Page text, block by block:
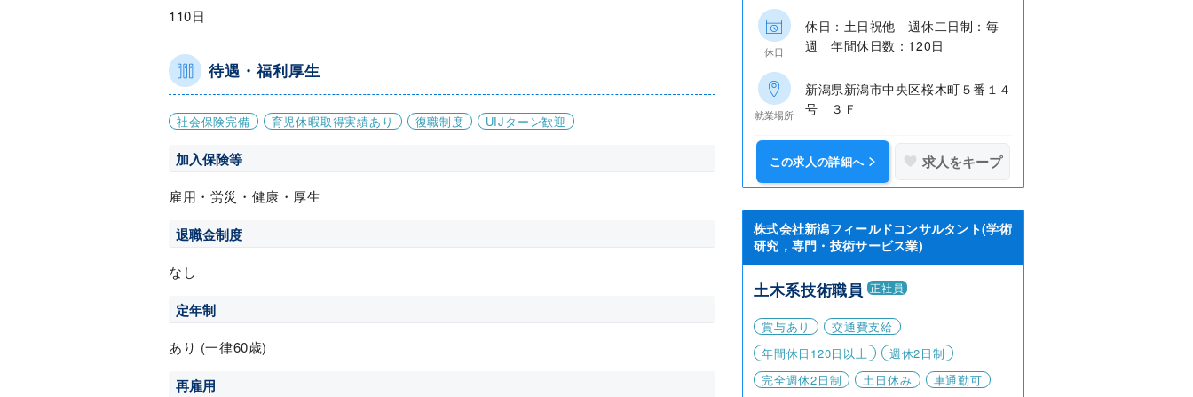
110日
待遇・福利厚生
社会保険完備 育児休暇取得実績あり 復職制度 UIJターン歓迎
加入保険等
雇用・労災・健康・厚生
退職金制度
なし
定年制
あり (一律60歳)
再雇用
休日
休日：土日祝他 週休二日制：毎
週 年間休日数：120日
就業場所
新潟県新潟市中央区桜木町５番１４
号 ３Ｆ
この求人の詳細へ 求人をキープ
株式会社新潟フィールドコンサルタント(学術
研究，専門・技術サービス業)
土木系技術職員 正社員
賞与あり
交通費支給
年間休日120日以上
週休2日制
完全週休2日制
土日休み
車通勤可